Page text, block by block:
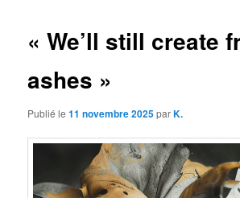
« We’ll still create
ashes »
Publié le11 novembre 2025parK.